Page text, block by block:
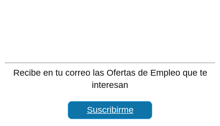
Recibe en tu correo las Ofertas de Empleo que te
interesan
Suscribirme